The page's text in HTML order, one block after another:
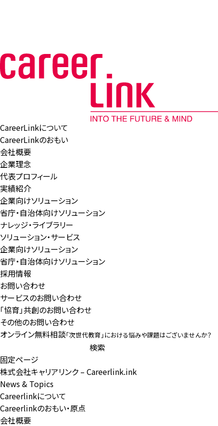
CareerLinkについて
CareerLinkのおもい
会社概要
企業理念
代表プロフィール
実績紹介
企業向けソリューション
省庁・自治体向けソリューション
ナレッジ・ライブラリー
ソリューション・サービス
企業向けソリューション
省庁・自治体向けソリューション
採用情報
お問い合わせ
サービスのお問い合わせ
「協育」共創のお問い合わせ
その他のお問い合わせ
オンライン無料相談「次世代教育」における悩みや課題はございませんか？
索:
固定ページ
株式会社キャリアリンク – Careerlink.ink
News & Topics
Careerlinkについて
Careerlinkのおもい・原点
会社概要